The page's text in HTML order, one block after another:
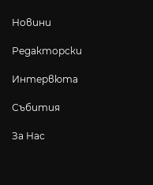
Новини
Редакторски
Интервюта
Събития
За Нас